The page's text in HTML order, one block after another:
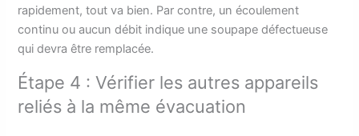
rapidement, tout va bien. Par contre, un écoulement
continu ou aucun débit indique une soupape défectueuse
qui devra être remplacée.
Étape 4 : Vérifier les autres appareils
reliés à la même évacuation